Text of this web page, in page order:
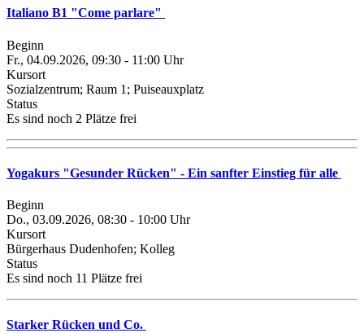
Italiano B1 "Come parlare"
Beginn
Fr., 04.09.2026, 09:30 - 11:00 Uhr
Kursort
Sozialzentrum; Raum 1; Puiseauxplatz
Status
Es sind noch 2 Plätze frei
Yogakurs "Gesunder Rücken" - Ein sanfter Einstieg für alle
Beginn
Do., 03.09.2026, 08:30 - 10:00 Uhr
Kursort
Bürgerhaus Dudenhofen; Kolleg
Status
Es sind noch 11 Plätze frei
Starker Rücken und Co.